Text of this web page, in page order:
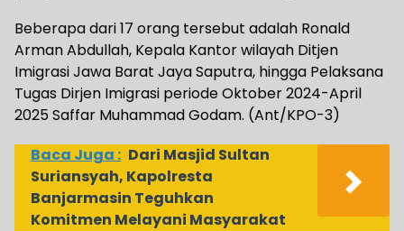
Beberapa dari 17 orang tersebut adalah Ronald
Arman Abdullah, Kepala Kantor wilayah Ditjen
Imigrasi Jawa Barat Jaya Saputra, hingga Pelaksana
Tugas Dirjen Imigrasi periode Oktober 2024-April
2025 Saffar Muhammad Godam. (Ant/KPO-3)
Baca Juga : Dari Masjid Sultan
Suriansyah, Kapolresta
Banjarmasin Teguhkan
Komitmen Melayani Masyarakat